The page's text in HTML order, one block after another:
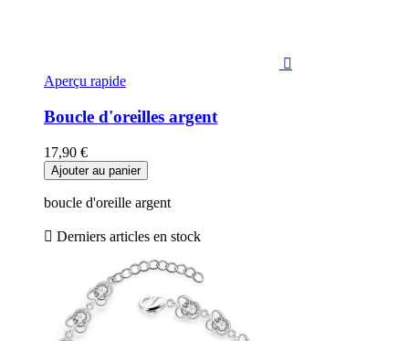

Aperçu rapide
Boucle d'oreilles argent
17,90 €
Ajouter au panier
boucle d'oreille argent
 Derniers articles en stock